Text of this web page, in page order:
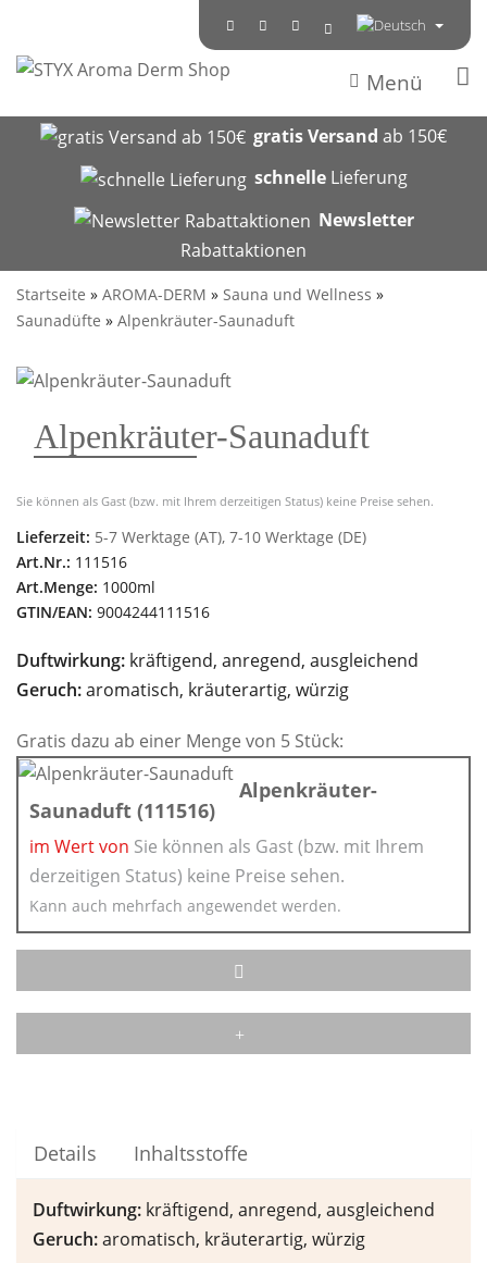
Menü
gratis Versand ab 150€
schnelleLieferung
Newsletter
Rabattaktionen
Startseite » AROMA-DERM » Sauna und Wellness »
Saunadüfte » Alpenkräuter-Saunaduft
Alpenkräuter-Saunaduft
Sie können als Gast (bzw. mit Ihrem derzeitigen Status) keine Preise sehen.
Lieferzeit: 5-7 Werktage (AT), 7-10 Werktage (DE)
Art.Nr.: 111516
Art.Menge: 1000ml
GTIN/EAN: 9004244111516
Duftwirkung: kräftigend, anregend, ausgleichend
Geruch:aromatisch, kräuterartig, würzig
Gratis dazu ab einer Menge von 5 Stück:
Alpenkräuter-
Saunaduft (111516)
im Wert von Sie können als Gast (bzw. mit Ihrem
derzeitigen Status) keine Preise sehen.
Kann auch mehrfach angewendet werden.
Details Inhaltsstoffe
Duftwirkung: kräftigend, anregend, ausgleichend
Geruch:aromatisch, kräuterartig, würzig